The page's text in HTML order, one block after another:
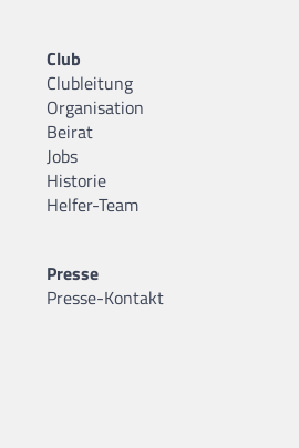
Club
Clubleitung
Organisation
Beirat
Jobs
Historie
Helfer-Team
Presse
Presse-Kontakt